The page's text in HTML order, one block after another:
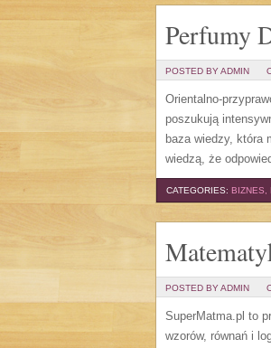
Perfumy
POSTED BY ADMIN
Orientalno-
poszukują
baza wiedzy, która
wiedzą, że
CATEGORIES: BIZNES,
POSTED BY ADMIN
SuperMatma.pl to
wzorów, równań i